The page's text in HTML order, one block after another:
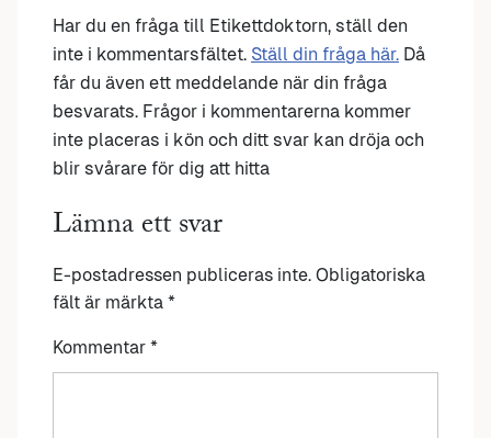
Har du en fråga till Etikettdoktorn, ställ den
inte i kommentarsfältet. Ställ din fråga här. Då
får du även ett meddelande när din fråga
besvarats. Frågor i kommentarerna kommer
inte placeras i kön och ditt svar kan dröja och
blir svårare för dig att hitta
Lämna ett svar
E-postadressen publiceras inte. Obligatoriska
fält är märkta *
Kommentar *